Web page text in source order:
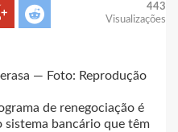
Reddit
443
Visualizações
— Foto: Reprodução
de renegociação é
bancário que têm